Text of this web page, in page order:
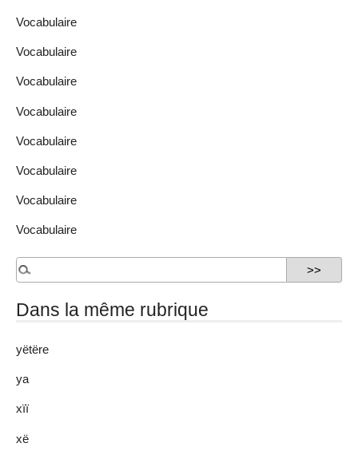
Vocabulaire
Vocabulaire
Vocabulaire
Vocabulaire
Vocabulaire
Vocabulaire
Vocabulaire
Vocabulaire
Dans la même rubrique
yëtëre
ya
xïï
xë